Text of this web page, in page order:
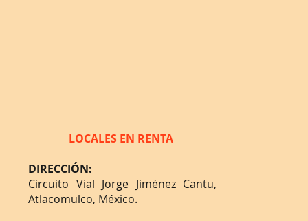
LOCALES EN RENTA
DIRECCIÓN:
Circuito Vial Jorge Jiménez Cantu,
Atlacomulco, México.